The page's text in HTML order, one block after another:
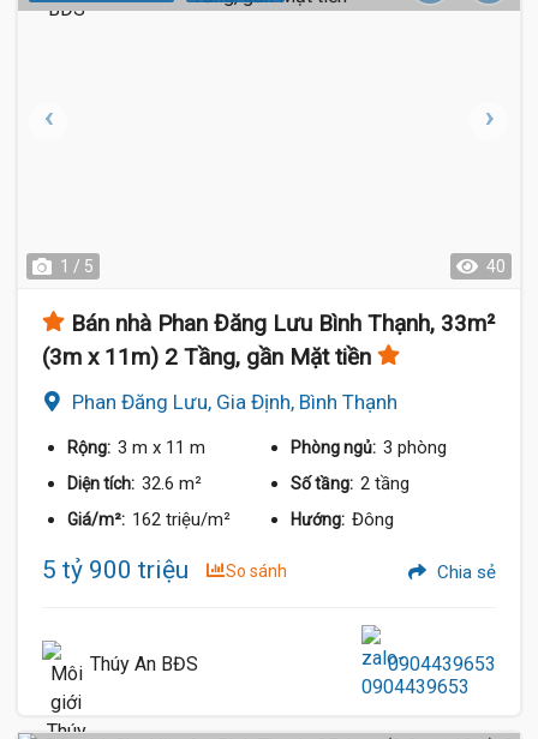
1 / 5 40
Bán nhà Phan Đăng Lưu Bình Thạnh, 33m²
(3m x 11m) 2 Tầng, gần Mặt tiền
Phan Đăng Lưu, Gia Định, Bình Thạnh
Rộng: 3 m x 11 m Phòng ngủ: 3 phòng
Diện tích: 32.6 m² Số tầng: 2 tầng
Giá/m²: 162 triệu/m² Hướng: Đông
5 tỷ 900 triệu So sánh Chia sẻ
Thúy An BĐS 0904439653